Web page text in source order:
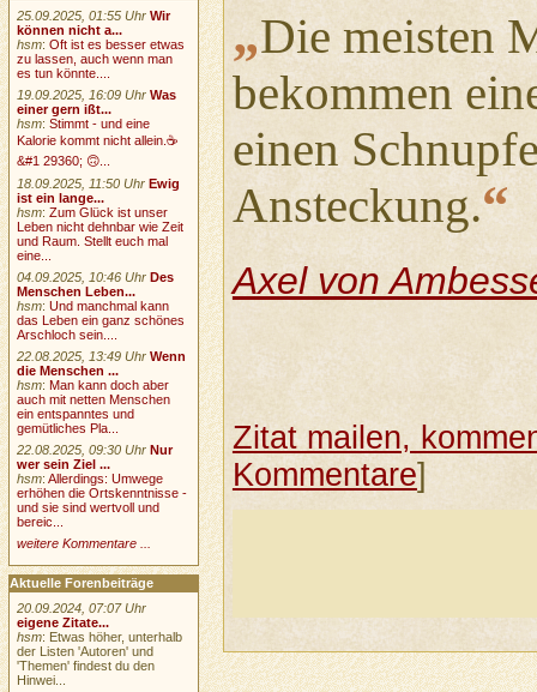
„Die meisten
bekommen
einen
Ansteckung.“
Axel von
Zitat mailen,
Kommentare]
25.09.2025, 01:55 Uhr Wir
können nicht a...
hsm:Oft ist es besser etwas
zu lassen, auch wenn man
es tun könnte....
19.09.2025, 16:09 Uhr Was
einer gern ißt...
hsm:Stimmt - und eine
Kalorie kommt nicht allein.☕
&#1 29360; 🙃...
18.09.2025, 11:50 Uhr Ewig
ist ein lange...
hsm:Zum Glück ist unser
Leben nicht dehnbar wie Zeit
und Raum. Stellt euch mal
eine...
04.09.2025, 10:46 Uhr Des
Menschen Leben...
hsm:Und manchmal kann
das Leben ein ganz schönes
Arschloch sein....
22.08.2025, 13:49 Uhr Wenn
die Menschen ...
hsm:Man kann doch aber
auch mit netten Menschen
ein entspanntes und
gemütliches Pla...
22.08.2025, 09:30 Uhr Nur
wer sein Ziel ...
hsm:Allerdings: Umwege
erhöhen die Ortskenntnisse -
und sie sind wertvoll und
bereic...
weitere Kommentare ...
Aktuelle Forenbeiträge
20.09.2024, 07:07 Uhr
eigene Zitate...
hsm: Etwas höher, unterhalb
der Listen 'Autoren' und
'Themen' findest du den
Hinwei...